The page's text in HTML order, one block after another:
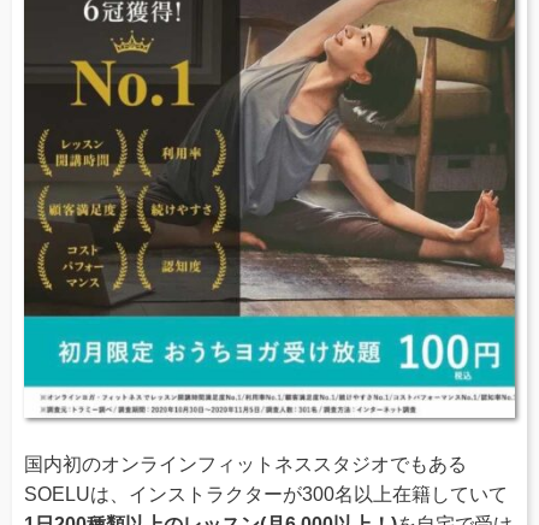
国内初のオンラインフィットネススタジオでもある
SOELUは、インストラクターが300名以上在籍していて